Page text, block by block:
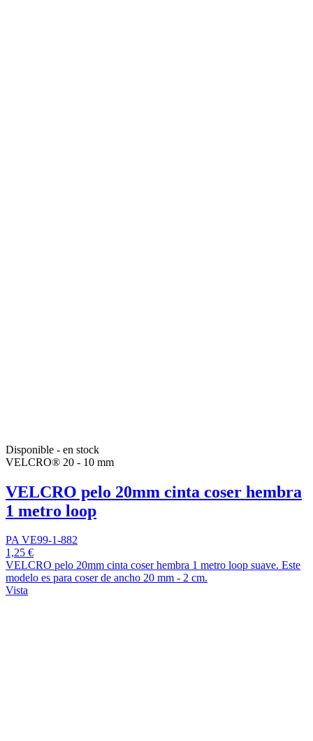
Disponible - en stock
VELCRO® 20 - 10 mm
VELCRO pelo 20mm cinta coser hembra
1 metro loop
PA VE99-1-882
1,25 €
VELCRO pelo 20mm cinta coser hembra 1 metro loop suave. Este
modelo es para coser de ancho 20 mm - 2 cm.
Vista